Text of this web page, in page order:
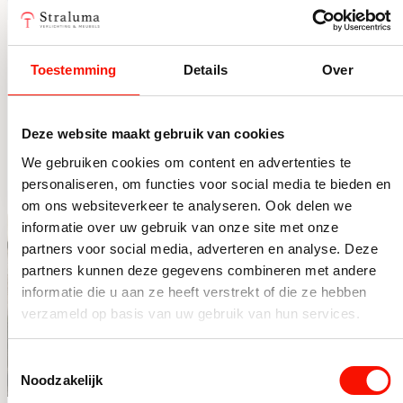
Toestemming Details Over
Deze website maakt gebruik van cookies
We gebruiken cookies om content en advertenties te
personaliseren, om functies voor social media te bieden en
om ons websiteverkeer te analyseren. Ook delen we
informatie over uw gebruik van onze site met onze
partners voor social media, adverteren en analyse. Deze
partners kunnen deze gegevens combineren met andere
informatie die u aan ze heeft verstrekt of die ze hebben
verzameld op basis van uw gebruik van hun services.
Noodzakelijk
Salontafel “Donn” –
Zwart (110 × 53 × 36
cm)
Beperkt op voorraad
299,-
Salontafel Babs
Rond met
Steenblad en
Bolpoten
Beperkt op voorraad